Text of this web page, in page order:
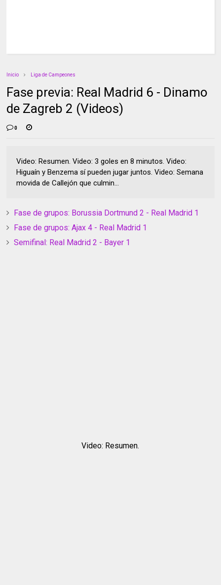
Inicio Liga de Campeones
Fase previa: Real Madrid 6 - Dinamo
de Zagreb 2 (Videos)
0
Video: Resumen. Video: 3 goles en 8 minutos. Video:
Higuaín y Benzema sí pueden jugar juntos. Video: Semana
movida de Callejón que culmin...
Fase de grupos: Borussia Dortmund 2 - Real Madrid 1
Fase de grupos: Ajax 4 - Real Madrid 1
Semifinal: Real Madrid 2 - Bayer 1
Video: Resumen.